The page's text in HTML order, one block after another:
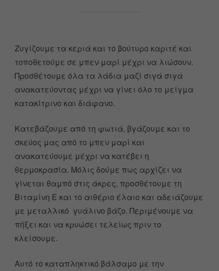
Ζυγίζουμε τα κεριά και το βούτυρο καριτέ και
τοποθετούμε σε μπεν μαρί μέχρι να λιώσουν.
Προσθέτουμε όλα τα λάδια μαζί σιγά σιγά
ανακατεύοντας μέχρι να γίνει όλο το μείγμα
κατακίτρινο και διάφανο.
Κατεβάζουμε από τη φωτιά, βγάζουμε και το
σκεύος μας από το μπεν μαρί και
ανακατεύουμε μέχρι να κατέβει η
θερμοκρασία. Μόλις δούμε πως αρχίζει να
γίνεται θαμπό στις άκρες, προσθέτουμε τη
Βιταμίνη Ε και το αιθέριο έλαιο και αδειάζουμε
με μεταλλικό γυάλινο βάζο. Περιμένουμε να
πήξει και να κρυώσει τελείως πριν το
κλείσουμε.
Αυτό το καταπληκτικό βάλσαμο με την